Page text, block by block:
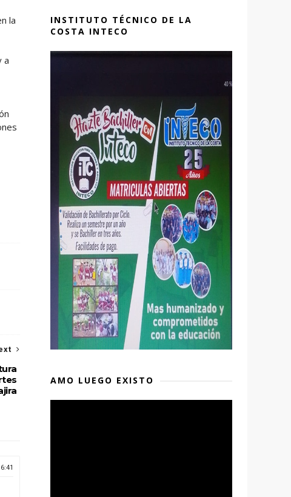
la
a
INSTITUTO TÉCNICO DE LA
COSTA INTECO
AMO LUEGO EXISTO